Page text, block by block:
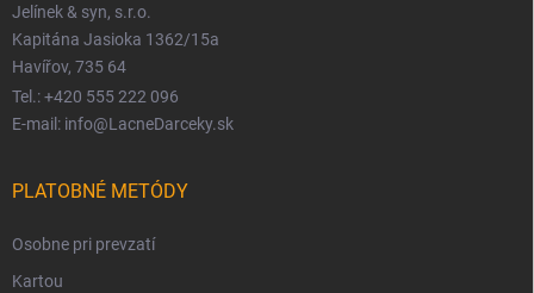
Jelínek & syn, s.r.o.
Kapitána Jasioka 1362/15a
Havířov, 735 64
Tel.: +420 555 222 096
E-mail: info@LacneDarceky.sk
PLATOBNÉ METÓDY
Osobne pri prevzatí
Kartou